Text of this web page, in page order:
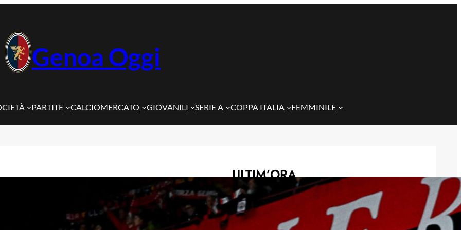
Genoa Oggi
PARTITE CALCIOMERCATO GIOVANILI SERIE A COPPA ITALIA FEMMINILE
ULTIM’ORA
Rientra Østigård, il Genoa prepara il
trittico di sfide al Ferraris
6 Agosto 2026